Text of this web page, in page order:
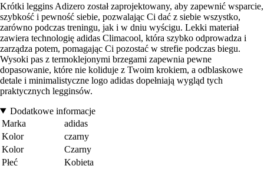
Krótki leggins Adizero został zaprojektowany, aby zapewnić wsparcie,
szybkość i pewność siebie, pozwalając Ci dać z siebie wszystko,
zarówno podczas treningu, jak i w dniu wyścigu. Lekki materiał
zawiera technologię adidas Climacool, która szybko odprowadza i
zarządza potem, pomagając Ci pozostać w strefie podczas biegu.
Wysoki pas z termoklejonymi brzegami zapewnia pewne
dopasowanie, które nie koliduje z Twoim krokiem, a odblaskowe
detale i minimalistyczne logo adidas dopełniają wygląd tych
praktycznych legginsów.
Dodatkowe informacje
Marka
adidas
Kolor
czarny
Kolor
Czarny
Płeć
Kobieta